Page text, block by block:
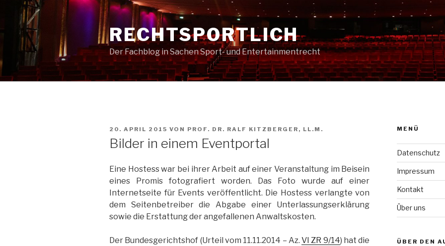
Inhalt
springen
RECHTSPORTLICH
Der Fachblog in Sachen Sport- und Entertainmentrecht
VERÖFFENTLICHT
20. APRIL 2015 VON PROF. DR. RALF KITZBERGER, LL.M.
Bilder in einem Eventportal
Eine Hostess war bei ihrer Arbeit auf einer Veranstaltung im Beisein
eines Promis fotografiert worden. Das Foto wurde auf einer
Internetseite für Events veröffentlicht. Die Hostess verlangte von
dem Seitenbetreiber die Abgabe einer Unterlassungserklärung
sowie die Erstattung der angefallenen Anwaltskosten.
Der Bundesgerichtshof (Urteil vom 11.11.2014 – Az.VI ZR 9/14) hat die
MENÜ
Datenschutz
Impressum
Kontakt
Über uns
ÜBER DEN